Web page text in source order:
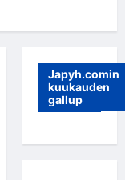
Japyh.comin
kuukauden
gallup